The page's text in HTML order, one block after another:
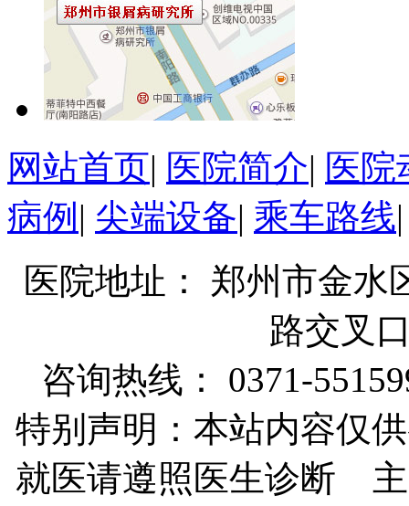
网站首页| 医院简介| 医院
病例 | 尖端设备| 乘车路线
医院地址： 郑州市金水
路交叉
咨询热线： 0371-
特别声明：本站内容仅
就医请遵照医生诊断